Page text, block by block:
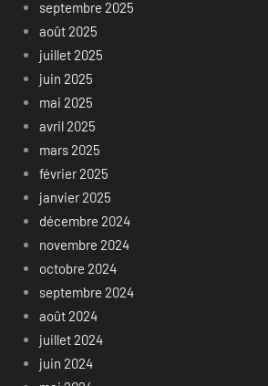
septembre 2025
août 2025
juillet 2025
juin 2025
mai 2025
avril 2025
mars 2025
février 2025
janvier 2025
décembre 2024
novembre 2024
octobre 2024
septembre 2024
août 2024
juillet 2024
juin 2024